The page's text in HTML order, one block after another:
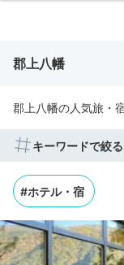
郡上八幡
郡上八幡の人気旅・
キーワードで絞る
#ホテル・宿